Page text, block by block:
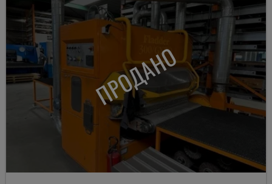
ПРОДАНО